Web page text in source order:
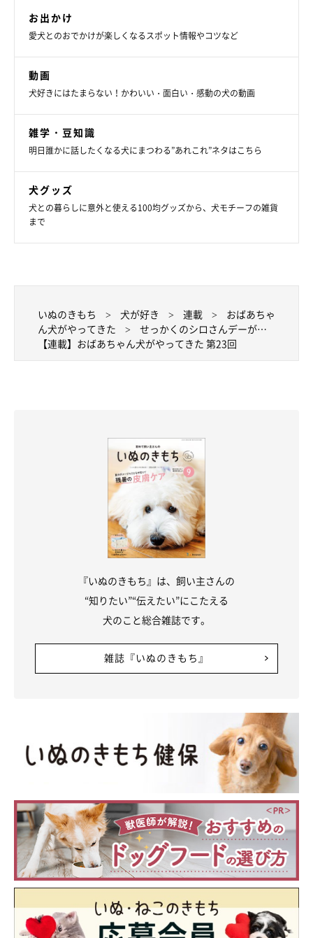
お出かけ
愛犬とのおでかけが楽しくなるスポット情報やコツなど
動画
犬好きにはたまらない！かわいい・面白い・感動の犬の動画
雑学・豆知識
明日誰かに話したくなる犬にまつわる”あれこれ”ネタはこちら
犬グッズ
犬との暮らしに意外と使える100均グッズから、犬モチーフの雑貨
まで
いぬのきもち 犬が好き 連載
おばあちゃ
ん犬がやってきた
せっかくのシロさんデーが…
【連載】おばあちゃん犬がやってきた 第23回
『いぬのきもち』は、飼い主さんの
“知りたい”“伝えたい”にこたえる
犬のこと総合雑誌です。
雑誌『いぬのきもち』